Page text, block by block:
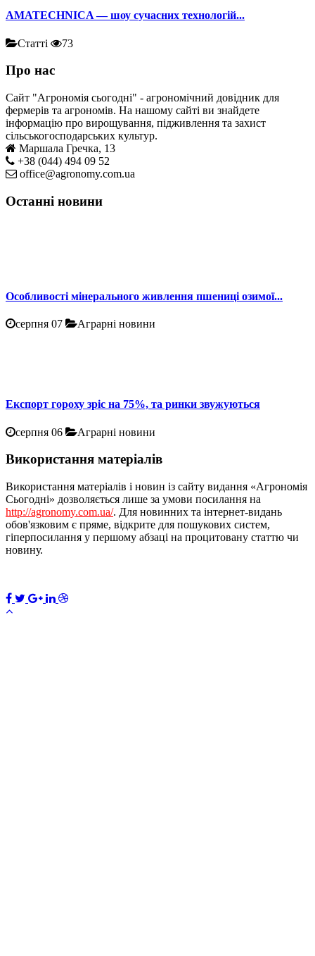
AMATECHNICA — шоу сучасних технологій...
Статті 73
Про нас
Сайт "Агрономія сьогодні" - агрономічний довідник для
фермерів та агрономів. На нашому сайті ви знайдете
інформацію про вирощування, підживлення та захист
сільськогосподарських культур.
Маршала Гречка, 13
+38 (044) 494 09 52
office@agronomy.com.ua
Останні новини
Особливості мінерального живлення пшениці озимої...
серпня 07 Аграрні новини
Експорт гороху зріс на 75%, та ринки звужуються
серпня 06 Аграрні новини
Використання матеріалів
Використання матеріалів і новин із сайту видання «Агрономія
Сьогодні» дозволяється лише за умови посилання на
http://agronomy.com.ua/. Для новинних та інтернет-видань
обов'язковим є пряме, відкрите для пошукових систем,
гіперпосилання у першому абзаці на процитовану статтю чи
новину.